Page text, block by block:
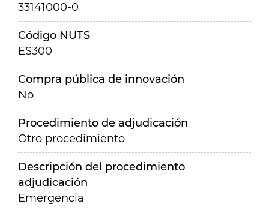
33141000-0
Código NUTS
ES300
Compra pública de innovación
No
Procedimiento de adjudicación
Otro procedimiento
Descripción del procedimiento
adjudicación
Emergencia